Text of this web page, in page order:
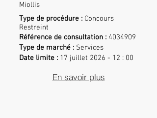
Miollis
Type de procédure : Concours
Restreint
Référence de consultation : 4034909
Type de marché : Services
Date limite : 17 juillet 2026 - 12 : 00
En savoir plus